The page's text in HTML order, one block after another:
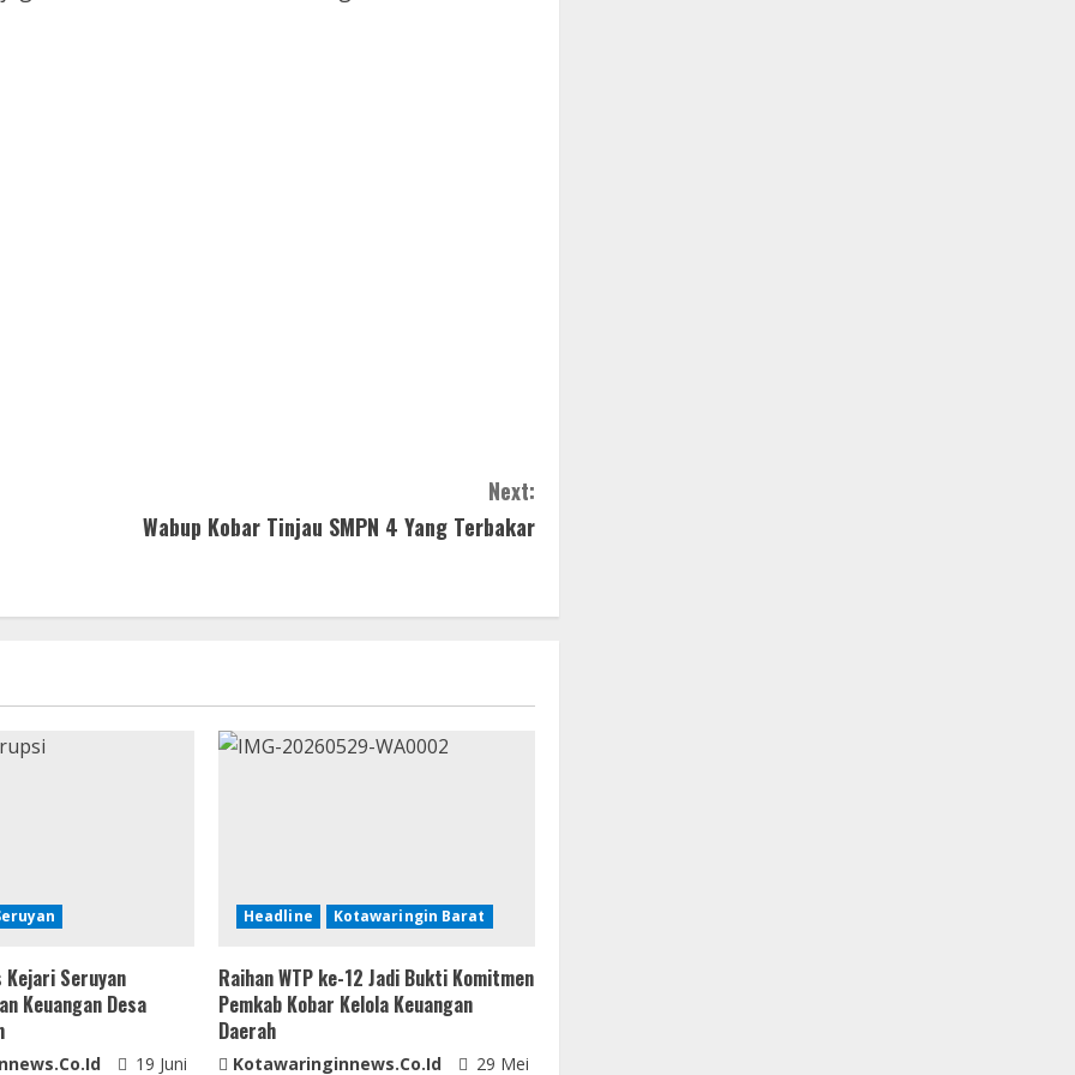
Next:
Wabup Kobar Tinjau SMPN 4 Yang Terbakar
Kejari Seruyan
Keuangan Desa
19 Juni
Headline Kotawaringin Barat
Raihan WTP ke-12 Jadi Bukti Komitmen
Pemkab Kobar Kelola Keuangan
Daerah
Kotawaringinnews.co.id 29 Mei